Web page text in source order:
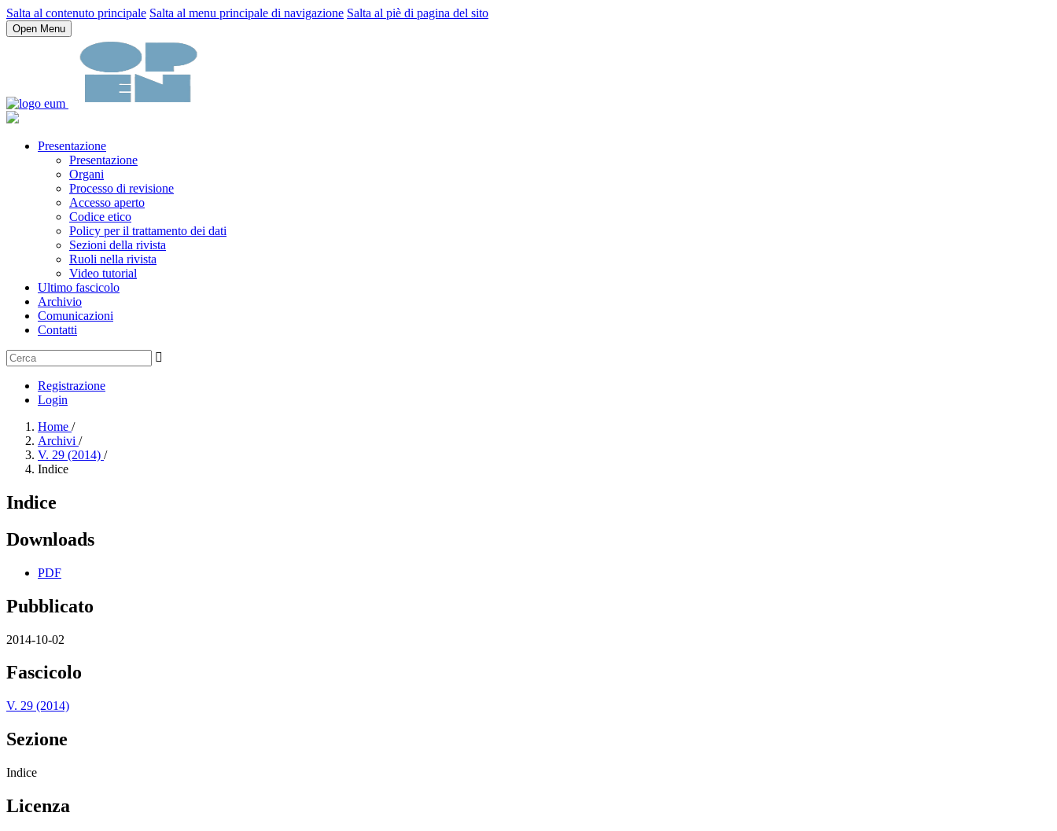
Salta al contenuto principale Salta al menu principale di navigazione Salta al piè di pagina del sito
Open Menu
Presentazione
Presentazione
Organi
Processo di revisione
Accesso aperto
Codice etico
Policy per il trattamento dei dati
Sezioni della rivista
Ruoli nella rivista
Video tutorial
Ultimo fascicolo
Archivio
Comunicazioni
Contatti
Registrazione
Login
Home /
Archivi /
V. 29 (2014) /
Indice
Indice
Downloads
PDF
Pubblicato
2014-10-02
Fascicolo
V. 29 (2014)
Sezione
Indice
Licenza